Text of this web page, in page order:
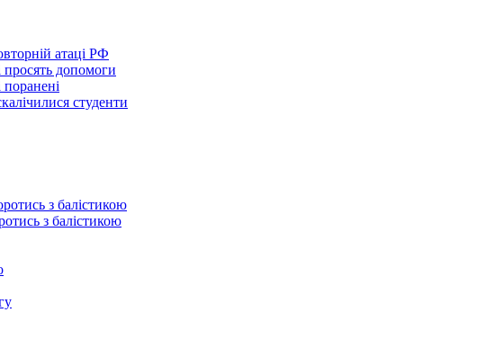
атаці РФ
просять допомоги
студенти
з балістикою